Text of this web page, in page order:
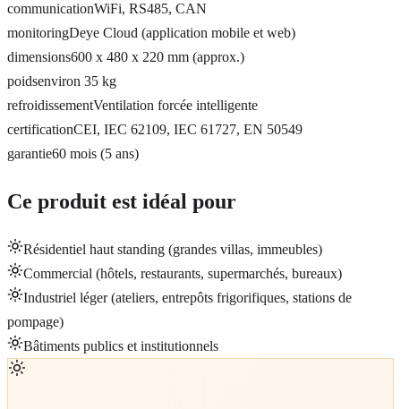
communicationWiFi, RS485, CAN
monitoringDeye Cloud (application mobile et web)
dimensions600 x 480 x 220 mm (approx.)
poidsenviron 35 kg
refroidissementVentilation forcée intelligente
certificationCEI, IEC 62109, IEC 61727, EN 50549
garantie60 mois (5 ans)
Ce produit est idéal pour
Résidentiel haut standing (grandes villas, immeubles)
Commercial (hôtels, restaurants, supermarchés, bureaux)
Industriel léger (ateliers, entrepôts frigorifiques, stations de
pompage)
Bâtiments publics et institutionnels